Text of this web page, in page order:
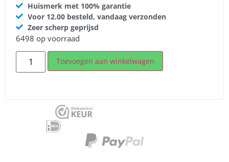
Huismerk met 100% garantie
Voor 12.00 besteld, vandaag verzonden
Zeer scherp geprijsd
6498 op voorraad
Toevoegen aan winkelwagen